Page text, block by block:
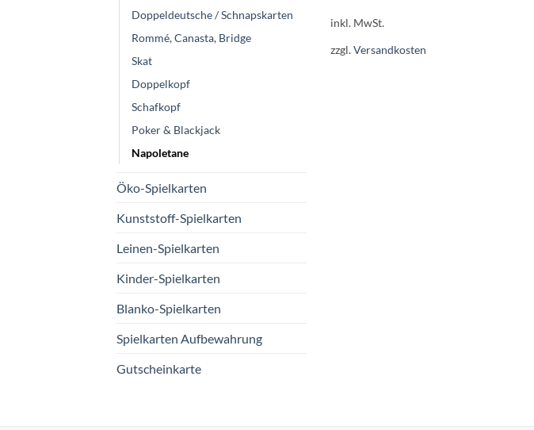
Doppeldeutsche / Schnapskarten
Rommé, Canasta, Bridge
Skat
Doppelkopf
Schafkopf
Poker & Blackjack
Napoletane
Öko-Spielkarten
Kunststoff-Spielkarten
Leinen-Spielkarten
Kinder-Spielkarten
Blanko-Spielkarten
Spielkarten Aufbewahrung
Gutscheinkarte
inkl. MwSt.
zzgl.Versandkosten